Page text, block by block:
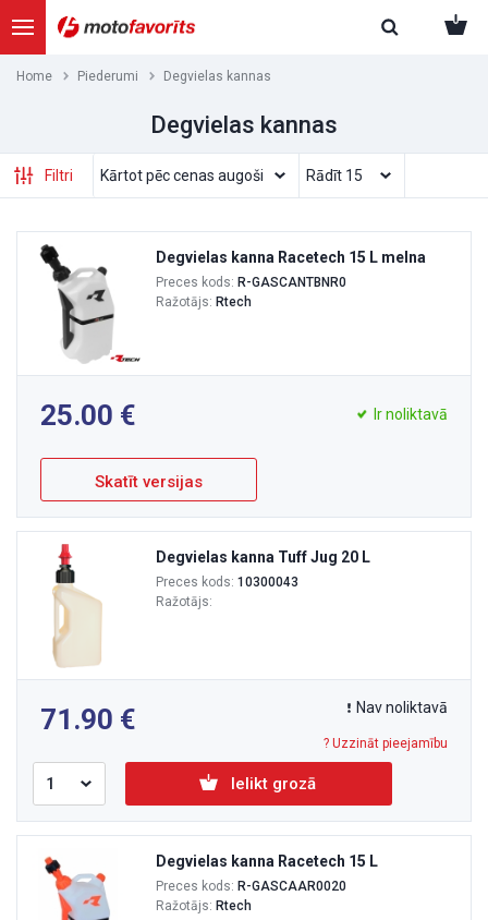
Home Piederumi Degvielas kannas
Degvielas kannas
Filtri
Degvielas kanna Racetech 15 L melna
Preces kods: R-GASCANTBNR0
Ražotājs: Rtech
25.00 Ir noliktavā
Skatīt versijas
Degvielas kanna Tuff Jug 20 L
Preces kods: 10300043
Ražotājs:
71.90 Nav noliktavā
? Uzzināt pieejamību
Ielikt grozā
Degvielas kanna Racetech 15 L
Preces kods: R-GASCAAR0020
Ražotājs: Rtech